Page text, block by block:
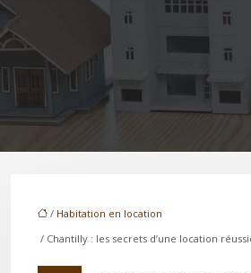
/ Habitation en location
/ Chantilly : les secrets d’une location